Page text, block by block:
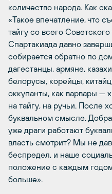
количество народа. Как
«Такое впечатление, что
тайгу со всего
Спартакиада давно
собирается обратно по
дагестанцы, армяне,
белорусы, корейцы,
оккупанты, как варвары —
на тайгу, на ручьи. После
буквальном смысле.
уже драги работают
власть смотрит? Мы не
беспредел, и наше
положение с каждым
больше».